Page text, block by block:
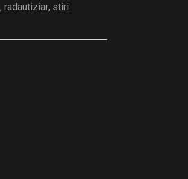
, radautiziar, stiri